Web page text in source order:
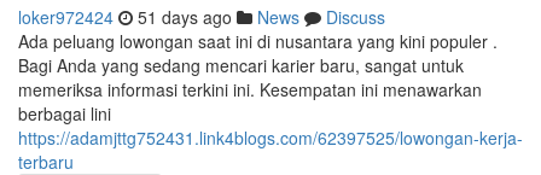
loker972424 51 days ago News
Discuss
Ada peluang lowongan saat ini di nusantara yang kini populer .
Bagi Anda yang sedang mencari karier baru, sangat untuk
memeriksa informasi terkini ini. Kesempatan ini menawarkan
berbagai lini
https://adamjttg752431.link4blogs.com/62397525/lowongan-kerja-
terbaru